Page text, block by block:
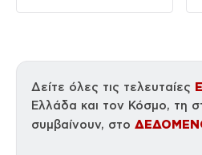
Δείτε όλες τις τελευταίες
Ελλάδα και τον Κόσμο, τη
συμβαίνουν, στο